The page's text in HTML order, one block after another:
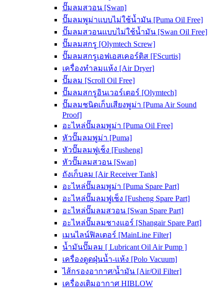
ปั๊มลมสวอน [Swan]
ปั๊มลมพูม่าแบบไม่ใช้น้ำมัน [Puma Oil Free]
ปั๊มลมสวอนแบบไม่ใช้น้ำมัน [Swan Oil Free]
ปั๊มลมสกรู [Olymtech Screw]
ปั๊มลมสกรูเอฟเอสเคอร์ติส [FScurtis]
เครื่องทำลมแห้ง [Air Dryer]
ปั๊มลม [Scroll Oil Free]
ปั๊มลมสกรูอินเวอร์เตอร์ [Olymtech]
ปั๊มลมชนิดเก็บเสียงพูม่า [Puma Air Sound
Proof]
อะไหล่ปั๊มลมพูม่า [Puma Oil Free]
หัวปั๊มลมพูม่า [Puma]
หัวปั๊มลมฟูเช็ง [Fusheng]
หัวปั๊มลมสวอน [Swan]
ถังเก็บลม [Air Receiver Tank]
อะไหล่ปั๊มลมพูม่า [Puma Spare Part]
อะไหล่ปั๊มลมฟูเช็ง [Fusheng Spare Part]
อะไหล่ปั๊มลมสวอน [Swan Spare Part]
อะไหล่ปั๊มลมชางแอร์ [Shangair Spare Part]
เมนไลน์ฟิลเตอร์ [MainLine Filter]
น้ำมันปั๊มลม [ Lubricant Oil Air Pump ]
เครื่องดูดฝุ่นน้ำ-แห้ง [Polo Vacuum]
ไส้กรองอากาศ/น้ำมัน [Air/Oil Filter]
เครื่องเติมอากาศ HIBLOW